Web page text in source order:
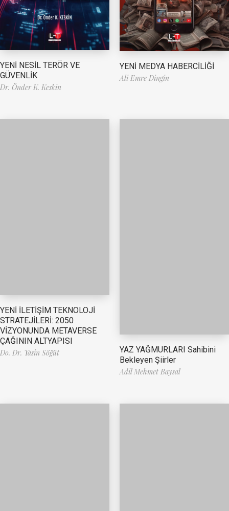
YENİ NESİL TERÖR VE
GÜVENLİK
Dr. Önder K. Keskin
YENİ MEDYA HABERCİLİĞİ
Ali Emre Dingin
YENİ İLETİŞİM TEKNOLOJİ
STRATEJİLERİ: 2050
VİZYONUNDA METAVERSE
ÇAĞININ ALTYAPISI
Do. Dr. Yasin Söğüt
YAZ YAĞMURLARI Sahibini
Bekleyen Şiirler
Adil Mehmet Baysal